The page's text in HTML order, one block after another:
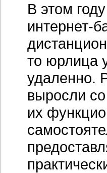
В этом
интернет-
то юрлица
удаленно.
выросли
их